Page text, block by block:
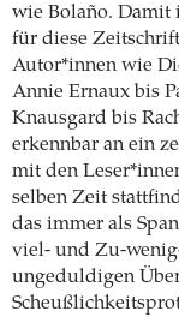
wie Bolaño. Damit
für diese
Autor*innen wie
Annie Ernaux bis
Knausgard bis
erkennbar an ein
mit den
selben Zeit
das immer als
viel- und Zu-
ungeduldigen